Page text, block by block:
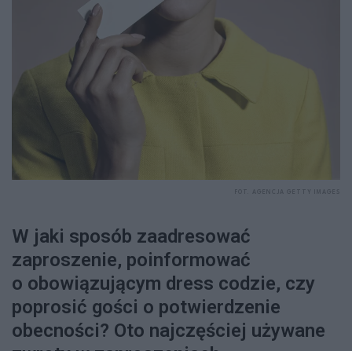
W jaki sposób zaadresować
zaproszenie, poinformować
o obowiązującym dress codzie, czy
poprosić gości o potwierdzenie
obecności? Oto najczęściej używane